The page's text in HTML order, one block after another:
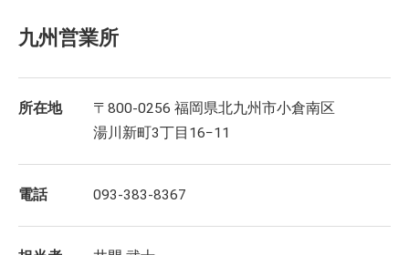
九州営業所
所在地
〒800-0256 福岡県北九州市小倉南区
湯川新町3丁目16−11
電話 093-383-8367